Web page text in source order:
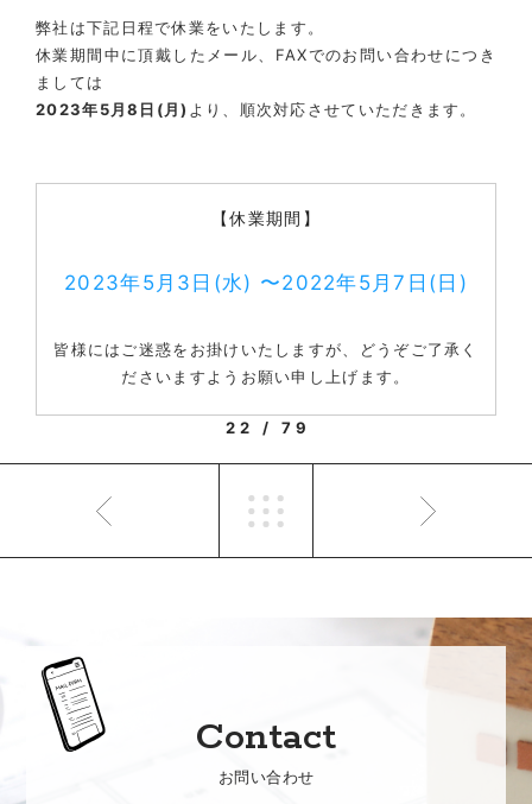
弊社は下記日程で休業をいたします。
休業期間中に頂戴したメール、FAXでのお問い合わせにつき
ましては
2023年5月8日(月) より、順次対応させていただきます。
【休業期間】
2023年5月3日(水) 〜2022年5月7日(日)
皆様にはご迷惑をお掛けいたしますが、どうぞご了承く
ださいますようお願い申し上げます。
22 / 79
Contact
お問い合わせ